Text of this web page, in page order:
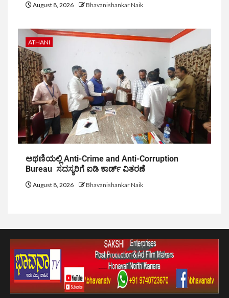
August 8, 2026 Bhavanishankar Naik
ATHANI
ಅಥಣಿಯಲ್ಲಿ Anti-Crime and Anti-Corruption
Bureau ಸದಸ್ಯರಿಗೆ ಐಡಿ ಕಾರ್ಡ್ ವಿತರಣೆ
August 8, 2026 Bhavanishankar Naik